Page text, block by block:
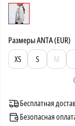
РазмерыANTA (EUR)
XS
S M
Бесплатная
Безопасная